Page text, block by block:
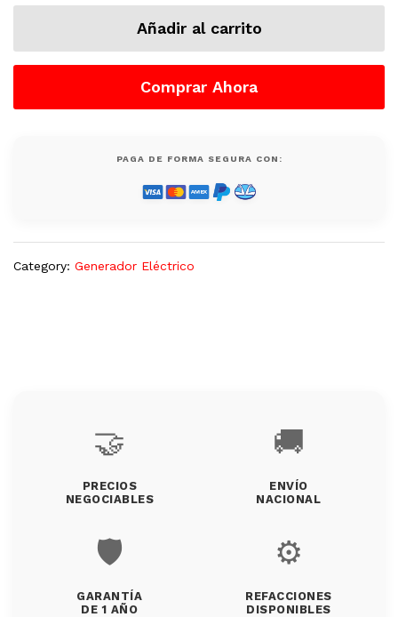
Marca
Evans
Nuevo
Añadir al carrito
Comprar Ahora
PAGA DE FORMA SEGURA CON:
Category: Generador Eléctrico
🤝
PRECIOS
NEGOCIABLES
🚚
ENVÍO
NACIONAL
🛡️
GARANTÍA
DE 1 AÑO
⚙️
REFACCIONES
DISPONIBLES